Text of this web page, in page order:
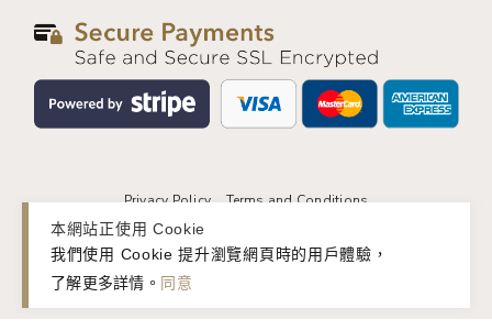
Privacy Policy Terms and Conditions
© 2026 basic&. All rights reserved.
本網站正使用 Cookie
我們使用 Cookie 提升瀏覽網頁時的用戶體驗，
了解更多詳情 。 同意